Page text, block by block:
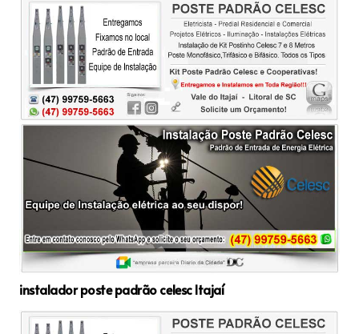
instalador poste padrão celesc Itajaí